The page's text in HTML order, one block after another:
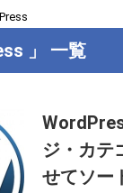
」 一覧
ジ・カテ
せてソー